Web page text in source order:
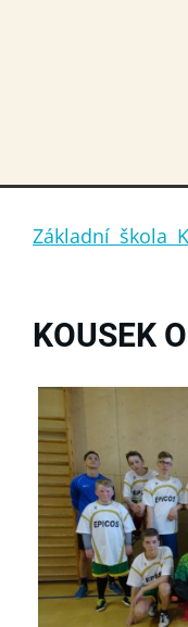
Základní škola
KOUSEK